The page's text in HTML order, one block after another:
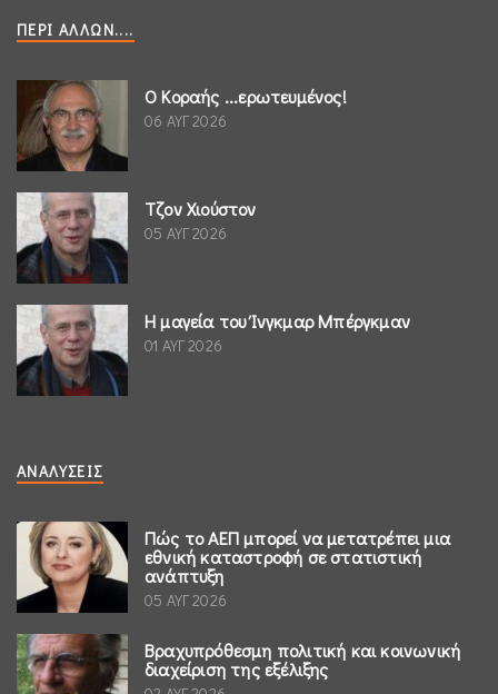
ΠΕΡΊ ΆΛΛΩΝ....
Ο Κοραής ...ερωτευμένος!
06 ΑΥΓ 2026
Τζον Χιούστον
05 ΑΥΓ 2026
Η μαγεία του Ίνγκμαρ Μπέργκμαν
01 ΑΥΓ 2026
ΑΝΑΛΎΣΕΙΣ
Πώς το ΑΕΠ μπορεί να μετατρέπει μια
εθνική καταστροφή σε στατιστική
ανάπτυξη
05 ΑΥΓ 2026
Βραχυπρόθεσμη πολιτική και κοινωνική
διαχείριση της εξέλιξης